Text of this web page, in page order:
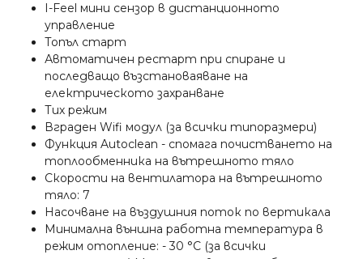
I-Feel мини сензор в дистанционното
управление
Топъл старт
Автоматичен рестарт при спиране и
последващо възстановаяване на
електрическото захранване
Тих режим
Вграден Wifi модул (за всички типоразмери)
Функция Autoclean - спомага почистването на
топлообменника на вътрешното тяло
Скорости на вентилатора на вътрешното
тяло: 7
Насочване на въздушния поток по вертикала
Минимална външна работна температура в
режим отопление: - 30 °C (за всички